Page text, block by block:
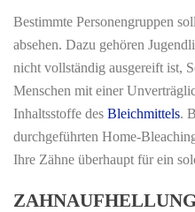
Bestimmte Personengruppen
absehen. Dazu gehören
nicht vollständig ausgereift ist,
Menschen mit einer
Inhaltsstoffe des Bleichmittels.
durchgeführten Home-
Ihre Zähne überhaupt für ein